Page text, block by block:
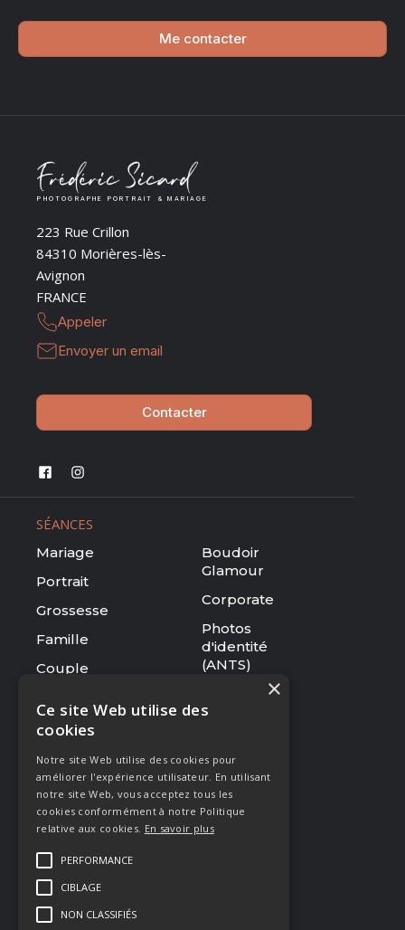
Me contacter
PHOTOGRAPHE PORTRAIT & MARIAGE
223 Rue Crillon
84310 Morières-lès-
Avignon
FRANCE
Appeler
Envoyer un email
Contacter
SÉANCES
Mariage
Portrait
Grossesse
Famille
Couple
Boudoir
Glamour
Corporate
Photos
d'identité
(ANTS)
RESSOURCES
Le studio
Galerie
Blog
Mentions légales
CGV
Presse & Distinctions
Ce site Web utilise des
cookies
Notre site Web utilise des cookies pour
améliorer l'expérience utilisateur. En utilisant
notre site Web, vous acceptez tous les
cookies conformément à notre Politique
relative aux cookies. En savoir plus
PERFORMANCE
CIBLAGE
NON CLASSIFIÉS
×